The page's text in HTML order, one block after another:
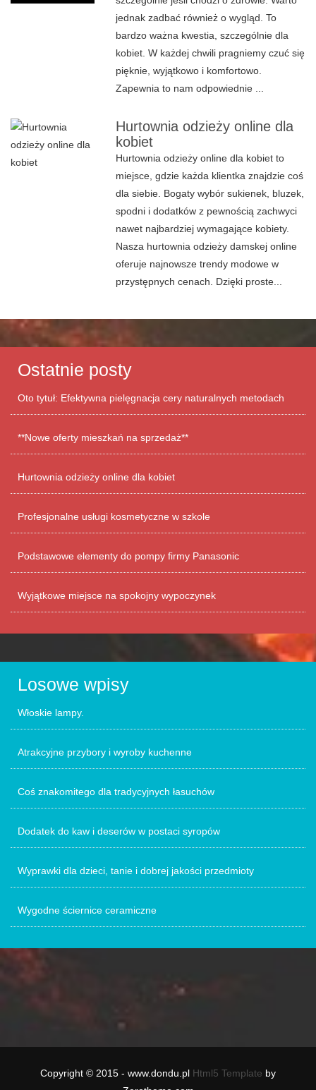
jednak zadbać również o wygląd. To
bardzo ważna kwestia, szczególnie dla
kobiet. W każdej chwili pragniemy czuć się
pięknie, wyjątkowo i komfortowo.
Zapewnia to nam odpowiednie ...
Hurtownia odzieży online dla
kobiet
Hurtownia odzieży online dla kobiet to
miejsce, gdzie każda klientka znajdzie coś
dla siebie. Bogaty wybór sukienek, bluzek,
spodni i dodatków z pewnością zachwyci
nawet najbardziej wymagające kobiety.
Nasza hurtownia odzieży damskej online
oferuje najnowsze trendy modowe w
przystępnych cenach. Dzięki proste...
Ostatnie posty
Oto tytuł: Efektywna pielęgnacja cery naturalnych metodach
**Nowe oferty mieszkań na sprzedaż**
Hurtownia odzieży online dla kobiet
Profesjonalne usługi kosmetyczne w szkole
Podstawowe elementy do pompy firmy Panasonic
Wyjątkowe miejsce na spokojny wypoczynek
Losowe wpisy
Włoskie lampy.
Atrakcyjne przybory i wyroby kuchenne
Coś znakomitego dla tradycyjnych łasuchów
Dodatek do kaw i deserów w postaci syropów
Wyprawki dla dzieci, tanie i dobrej jakości przedmioty
Wygodne ściernice ceramiczne
Copyright © 2015 - www.dondu.pl Html5 Template by